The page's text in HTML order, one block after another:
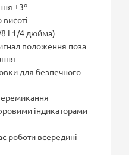
±3º
і 1/4 дюйма)
положення поза
для безпечного
індикаторами
роботи всередині